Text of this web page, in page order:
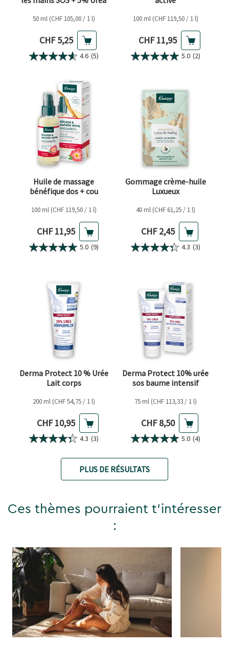
50 ml (CHF 105,00 / 1 l)
Prix actuel
CHF 5,25
4.6 (5)
100 ml (CHF 119,50 / 1 l)
Prix actuel
CHF 11,95
5.0 (2)
Huile de massage
bénéfique dos + cou
100 ml (CHF 119,50 / 1 l)
Prix actuel
CHF 11,95
5.0 (9)
Gommage crème-huile
Luxueux
40 ml (CHF 61,25 / 1 l)
Prix actuel
CHF 2,45
4.3 (3)
Derma Protect 10 % Urée
Lait corps
200 ml (CHF 54,75 / 1 l)
Prix actuel
CHF 10,95
4.3 (3)
Derma Protect 10% urée
sos baume intensif
75 ml (CHF 113,33 / 1 l)
Prix actuel
CHF 8,50
5.0 (4)
PLUS DE RÉSULTATS
Ces thèmes pourraient t'intéresser
: